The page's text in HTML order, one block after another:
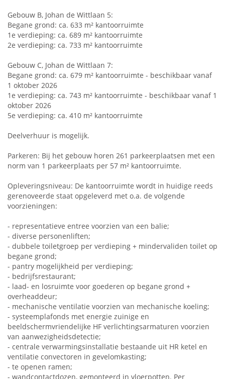
Gebouw B, Johan de Wittlaan 5:
Begane grond: ca. 633 m² kantoorruimte
1e verdieping: ca. 689 m² kantoorruimte
2e verdieping: ca. 733 m² kantoorruimte
Gebouw C, Johan de Wittlaan 7:
Begane grond: ca. 679 m² kantoorruimte - beschikbaar vanaf
1 oktober 2026
1e verdieping: ca. 743 m² kantoorruimte - beschikbaar vanaf 1
oktober 2026
5e verdieping: ca. 410 m² kantoorruimte
Deelverhuur is mogelijk.
Parkeren: Bij het gebouw horen 261 parkeerplaatsen met een
norm van 1 parkeerplaats per 57 m² kantoorruimte.
Opleveringsniveau: De kantoorruimte wordt in huidige reeds
gerenoveerde staat opgeleverd met o.a. de volgende
voorzieningen:
- representatieve entree voorzien van een balie;
- diverse personenliften;
- dubbele toiletgroep per verdieping + mindervaliden toilet op
begane grond;
- pantry mogelijkheid per verdieping;
- bedrijfsrestaurant;
- laad- en losruimte voor goederen op begane grond +
overheaddeur;
- mechanische ventilatie voorzien van mechanische koeling;
- systeemplafonds met energie zuinige en
beeldschermvriendelijke HF verlichtingsarmaturen voorzien
van aanwezigheidsdetectie;
- centrale verwarmingsinstallatie bestaande uit HR ketel en
ventilatie convectoren in gevelomkasting;
- te openen ramen;
- wandcontactdozen, gemonteerd in vloerpotten. Per